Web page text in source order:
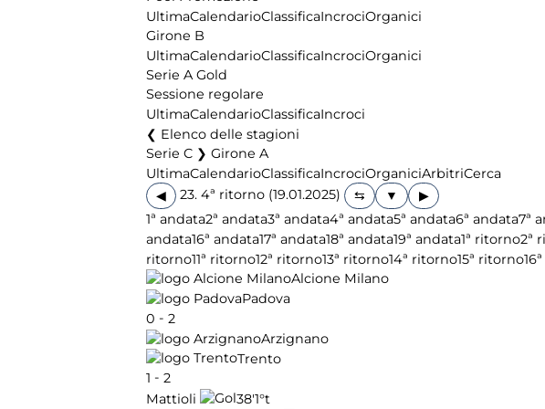
UltimaCalendarioClassificaIncrociOrganici
Girone B
UltimaCalendarioClassificaIncrociOrganici
Serie A Gold
Sessione regolare
UltimaCalendarioClassificaIncroci
Elenco delle stagioni
Serie C ❯ Girone A
UltimaCalendarioClassificaIncrociOrganiciArbitriCerca
◀
23. 4ª ritorno (19.01.2025)
▶
1ª andata2ª andata3ª andata4ª andata5ª andata6ª andata7ª
andata16ª andata17ª andata18ª andata19ª andata1ª ritorno2ª
ritorno11ª ritorno12ª ritorno13ª ritorno14ª ritorno15ª ritorno
Alcione Milano
Padova
0 - 2
Arzignano
Trento
1 - 2
Mattioli
38'1°t